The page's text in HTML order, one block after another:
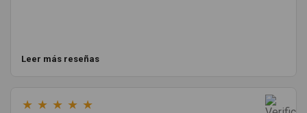
Leer más reseñas
★ ★ ★ ★ ★